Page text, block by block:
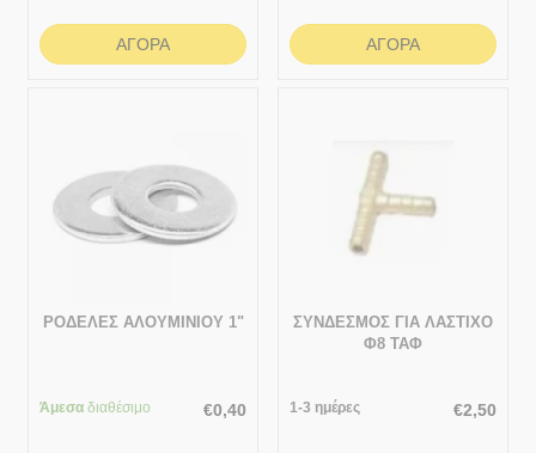
ΑΓΟΡΆ ΑΓΟΡΆ
ΡΟΔΕΛΕΣ ΑΛΟΥΜΙΝΙΟΥ 1"
Άμεσα διαθέσιμο €0,40
ΣΥΝΔΕΣΜΟΣ ΓΙΑ ΛΑΣΤΙΧΟ
Φ8 ΤΑΦ
1-3 ημέρες €2,50